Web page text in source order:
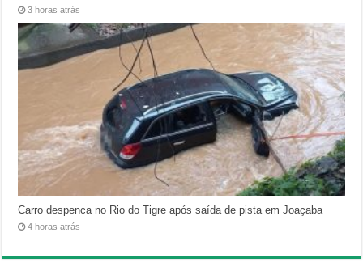
3 horas atrás
Carro despenca no Rio do Tigre após saída de pista em Joaçaba
4 horas atrás